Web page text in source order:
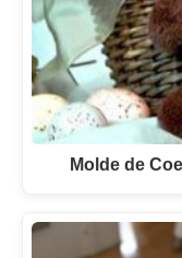
Molde de